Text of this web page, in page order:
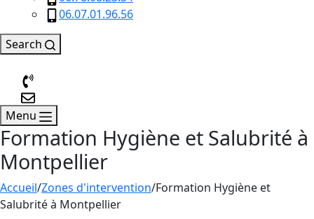
06.07.01.96.56
Search
Menu
Formation Hygiène et Salubrité à
Montpellier
Accueil/Zones d'intervention/Formation Hygiène et
Salubrité à Montpellier